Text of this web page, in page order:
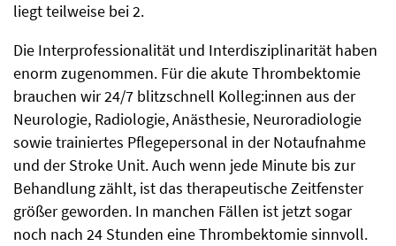
liegt teilweise bei 2.
Die Interprofessionalität und Interdisziplinarität haben
enorm zugenommen. Für die akute Thrombektomie
brauchen wir 24/7 blitzschnell Kolleg:innen aus der
Neurologie, Radiologie, Anästhesie, Neuroradiologie
sowie trainiertes Pflegepersonal in der Notaufnahme
und der Stroke Unit. Auch wenn jede Minute bis zur
Behandlung zählt, ist das therapeutische Zeitfenster
größer geworden. In manchen Fällen ist jetzt sogar
noch nach 24 Stunden eine Thrombektomie sinnvoll.